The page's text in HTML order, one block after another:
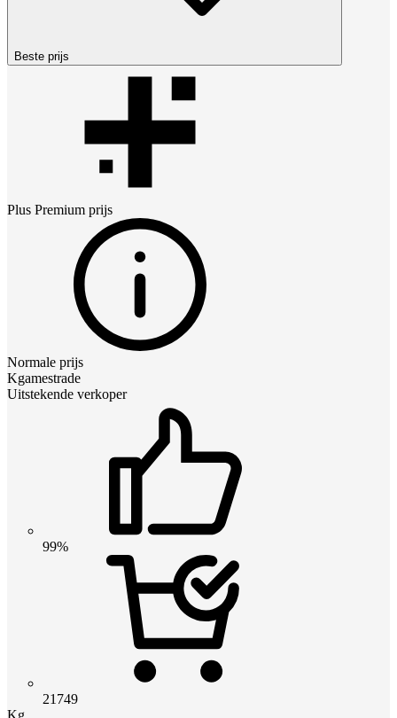
Beste prijs
Plus Premium prijs
Normale prijs
Kgamestrade
Uitstekende verkoper
99%
21749
Kg